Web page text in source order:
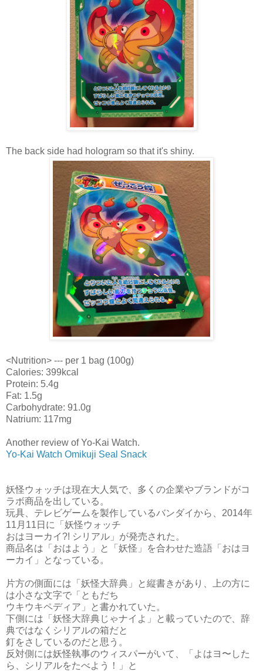
The back side had hologram so that it's shiny.
<Nutrition> --- per 1 bag (100g)
Calories: 399kcal
Protein: 5.4g
Fat: 1.5g
Carbohydrate: 91.0g
Natrium: 117mg
Another review of Yo-Kai Watch.
Yo-Kai Watch Omikuji Seal Snack
妖怪ウォッチは現在大人気で、多くの企業やブランドがコ
ラボ商品を出している。
玩具、テレビゲームを製作しているバンダイから、2014年
11月11日に「妖怪ウォッチ
おはヨーカイ?! シリアル」が発売された。
商品名は「おはよう」と「妖怪」を合わせた造語「おはヨ
ーカイ」となっている。
片方の側面には「妖怪大辞典」と縦書きがあり、上の方に
は小さな文字で「ともだち
ウキウキペディア」と書かれていた。
下側には「妖怪大辞典じゃナイよ」と載っていたので、辞
典ではなくシリアルの箱だと
釘をさしているのだと思う。
反対側には妖怪執事のウィスパーがいて、「よはヨ〜した
ら、シリアルをたべよう！」と